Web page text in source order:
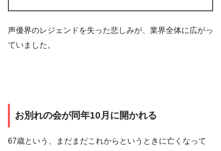
声優界のレジェンドを失った悲しみが、業界全体に広がっ
ていました。
お別れの会が同年10月に開かれる
67歳という、まだまだこれからというときに亡くなって